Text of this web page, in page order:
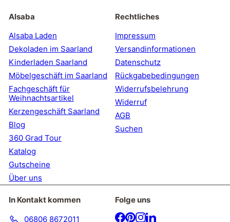
unsere
Mailingliste
an
Alsaba
Alsaba Laden
Dekoladen im Saarland
Kinderladen Saarland
Möbelgeschäft im Saarland
Fachgeschäft für
Weihnachtsartikel
Kerzengeschäft Saarland
Blog
360 Grad Tour
Katalog
Gutscheine
Über uns
Rechtliches
Impressum
Versandinformationen
Datenschutz
Rückgabebedingungen
Widerrufsbelehrung
Widerruf
AGB
Suchen
In Kontakt kommen
06806 8672011
Folge uns
Facebook
Pinterest
Instagram
LinkedIn